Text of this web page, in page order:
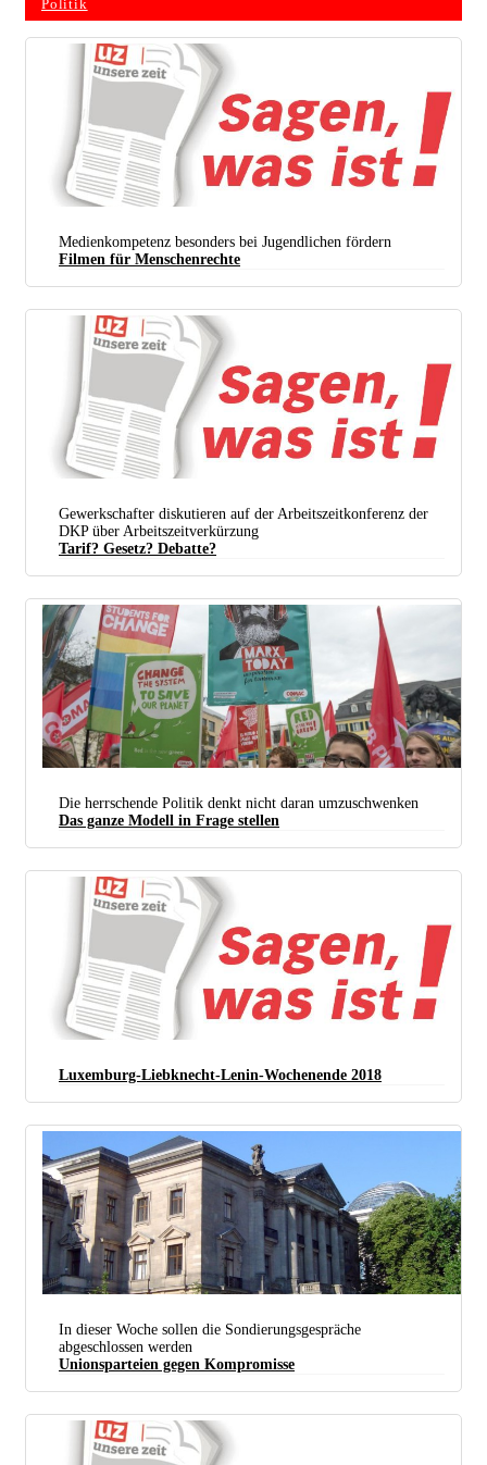
Politik
Medienkompetenz besonders bei Jugendlichen fördern
Filmen für Menschenrechte
Gewerkschafter diskutieren auf der Arbeitszeitkonferenz der
DKP über Arbeitszeitverkürzung
Tarif? Gesetz? Debatte?
Kreativ Und Pointiert Sagten In Bonn Die Demonstranten Ihre Meinung (foto: Hubert Perschke/r
Mediabase.eu)
Die herrschende Politik denkt nicht daran umzuschwenken
Das ganze Modell in Frage stellen
Luxemburg-Liebknecht-Lenin-Wochenende 2018
Auf Diesem Balkon Zeigen Sich Die Unterhändler Gerne (foto: Public Domain)
In dieser Woche sollen die Sondierungsgespräche
abgeschlossen werden
Unionsparteien gegen Kompromisse